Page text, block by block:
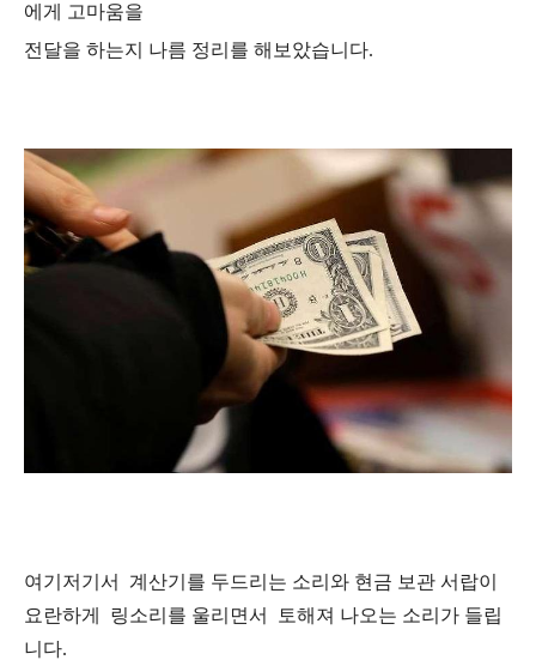
에게 고마움을
전달을 하는지 나름 정리를 해보았습니다.
여기저기서 계산기를 두드리는 소리와 현금 보관 서랍이
요란하게 링소리를 울리면서 토해져 나오는 소리가 들립
니다.